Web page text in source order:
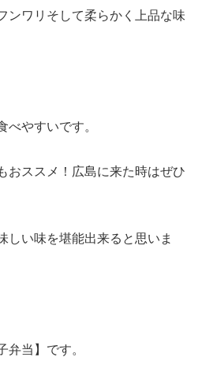
ンワリそして柔らかく上品な味
べやすいです。
おススメ！広島に来た時はぜひ
しい味を堪能出来ると思いま
弁当】です。